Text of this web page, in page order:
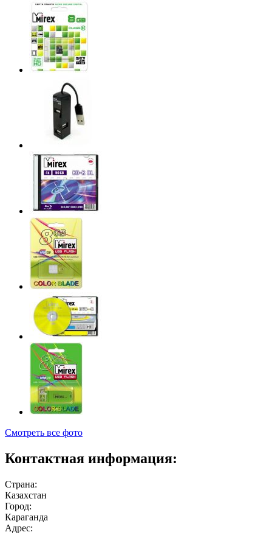
Смотреть все фото
Контактная информация:
Страна:
Казахстан
Город:
Караганда
Адрес: